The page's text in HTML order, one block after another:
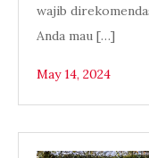
wajib
Anda mau […]
May 14, 2024